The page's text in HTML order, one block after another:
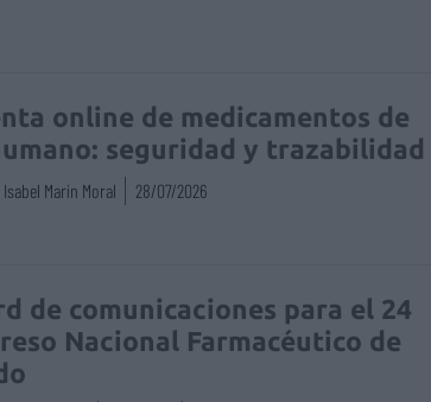
online de medicamentos de
seguridad y trazabilidad
Isabel Marín Moral 28/07/2026
de comunicaciones para el 24
Nacional Farmacéutico de